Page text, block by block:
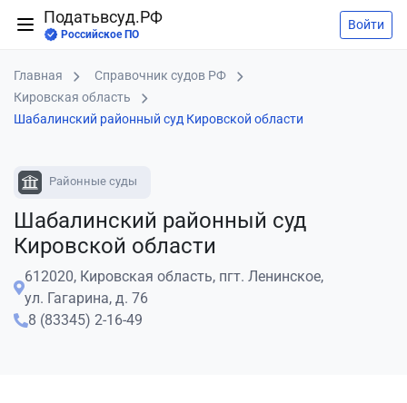
Податьвсуд.РФ
Российское ПО
Войти
Главная
Справочник судов РФ
Кировская область
Шабалинский районный суд Кировской области
Районные суды
Шабалинский районный суд
Кировской области
612020, Кировская область, пгт. Ленинское,
ул. Гагарина, д. 76
8 (83345) 2-16-49